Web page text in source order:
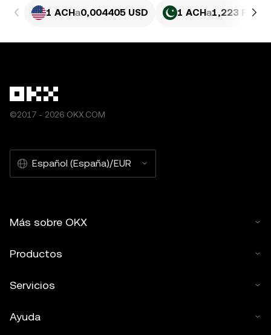
1 ACHa0,004405 USD 1 ACHa1,223 PKR
©2017 - 2026 OKX.COM
Español (España)/EUR
Más sobre OKX
Productos
Servicios
Ayuda